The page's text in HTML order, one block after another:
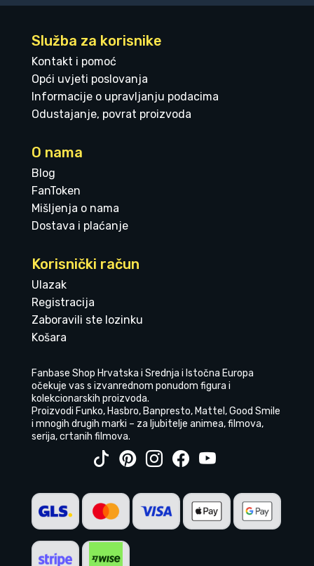
Služba za korisnike
Kontakt i pomoć
Opći uvjeti poslovanja
Informacije o upravljanju podacima
Odustajanje, povrat proizvoda
O nama
Blog
FanToken
Mišljenja o nama
Dostava i plaćanje
Korisnički račun
Ulazak
Registracija
Zaboravili ste lozinku
Košara
Fanbase Shop Hrvatska i Srednja i Istočna Europa
očekuje vas s izvanrednom ponudom figura i
kolekcionarskih proizvoda.
Proizvodi Funko, Hasbro, Banpresto, Mattel, Good Smile
i mnogih drugih marki – za ljubitelje animea, filmova,
serija, crtanih filmova.